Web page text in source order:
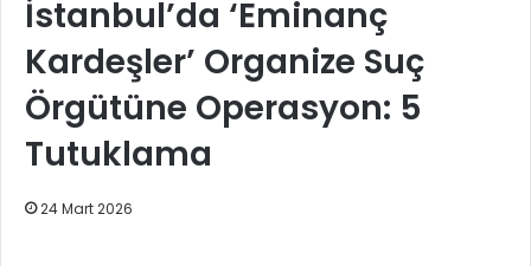
İstanbul’da ‘Eminanç
Kardeşler’ Organize Suç
Örgütüne Operasyon: 5
Tutuklama
24 Mart 2026